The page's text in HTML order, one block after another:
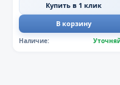
Купить в 1 клик
В корзину
Наличие: